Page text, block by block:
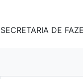
SECRETARIA DE